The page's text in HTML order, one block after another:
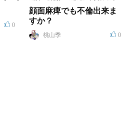
0
顔面麻痺でも不倫出来ま
すか？
桃山季 0